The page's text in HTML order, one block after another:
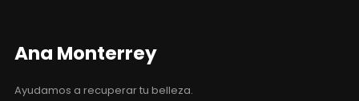
Ana Monterrey
Ayudamos a recuperar tu belleza.